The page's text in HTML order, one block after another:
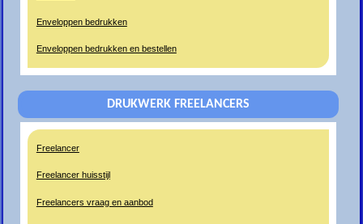
Enveloppen bedrukken
Enveloppen bedrukken en bestellen
DRUKWERK FREELANCERS
Freelancer
Freelancer huisstijl
Freelancers vraag en aanbod